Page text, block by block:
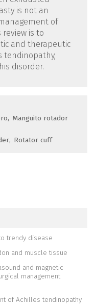
is not an
of
is to
and therapeutic
tendinopathy,
disorder.
Manguito rotador
Rotator cuff
trendy disease
and muscle tissue
and magnetic
management
of Achilles tendinopathy